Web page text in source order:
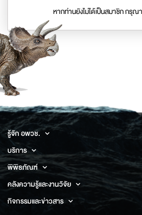
หากท่านยังไม่ได้เป็นสมาชิก กรุณา
รู้จัก อพวช.
บริการ
พิพิธภัณฑ์
คลังความรู้และงานวิจัย
กิจกรรมและข่าวสาร